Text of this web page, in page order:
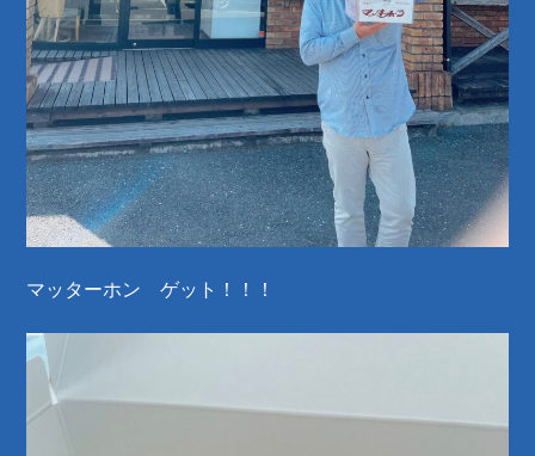
マッターホン ゲット！！！